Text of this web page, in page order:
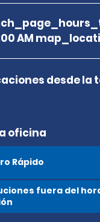
AM
desde la
oficina
Rápido
fuera del